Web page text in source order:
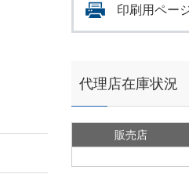
印刷用ペー
代理店在庫状況
販売店